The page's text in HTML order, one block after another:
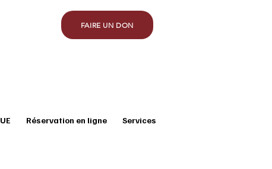
FAIRE UN DON
Réservation en ligne Services